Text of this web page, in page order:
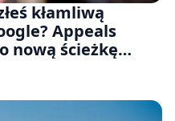
kłamliwą
Appeals
nową ścieżkę